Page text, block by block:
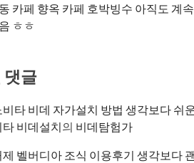
카페 향옥 카페 호박빙수 아직도 계속
ㅎㅎ
댓글
비타 비데 자가설치 방법 생각보다 쉬
타 비데설치의 비데탐험가
제 벨버디아 조식 이용후기 생각보다